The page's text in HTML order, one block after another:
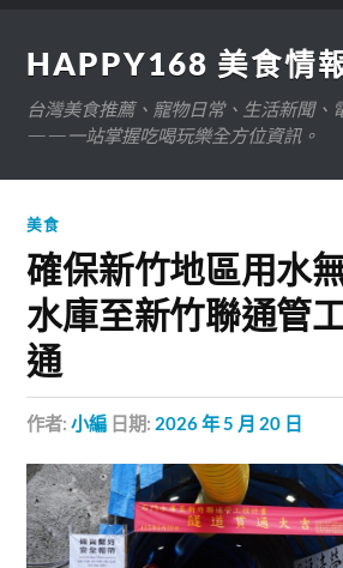
HAPPY168 美食情
台灣美食推薦、寵物日常、生活新聞、
——一站掌握吃喝玩樂全方位資訊。
美食
確保新竹地區用水
水庫至新竹聯通管
通
作者:小編 日期: 2026 年 5 月 20 日